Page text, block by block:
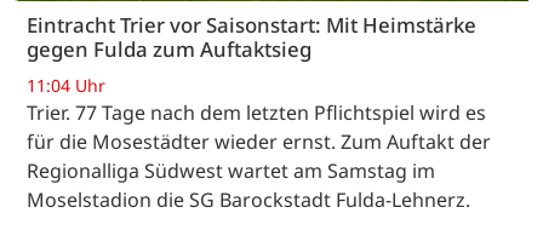
Eintracht Trier vor Saisonstart: Mit Heimstärke
gegen Fulda zum Auftaktsieg
11:04 Uhr
Trier. 77 Tage nach dem letzten Pflichtspiel wird es
für die Mosestädter wieder ernst. Zum Auftakt der
Regionalliga Südwest wartet am Samstag im
Moselstadion die SG Barockstadt Fulda-Lehnerz.